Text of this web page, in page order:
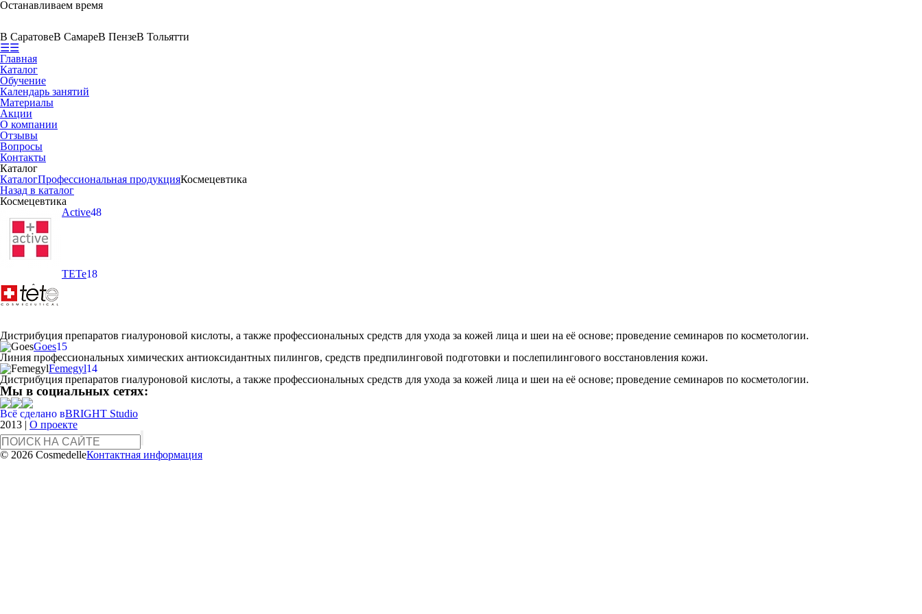
Останавливаем время
В СаратовеВ СамареВ ПензеВ Тольятти
☰☰
Главная
Каталог
Обучение
Календарь занятий
Материалы
Акции
О компании
Отзывы
Вопросы
Контакты
Каталог
КаталогПрофессиональная продукцияКосмецевтика
Назад в каталог
Космецевтика
Active48
ТЕТе18
Дистрибуция препаратов гиалуроновой кислоты, а также профессиональных средств для ухода за кожей лица и шеи на её основе; проведение семинаров по косметологии.
Goes15
Линия профессиональных химических антиоксидантных пилингов, средств предпилинговой подготовки и послепилингового восстановления кожи.
Femegyl14
Дистрибуция препаратов гиалуроновой кислоты, а также профессиональных средств для ухода за кожей лица и шеи на её основе; проведение семинаров по косметологии.
Мы в социальных сетях:
Всё сделано вBRIGHT Studio
2013 | О проекте
© 2026 CosmedelleКонтактная информация